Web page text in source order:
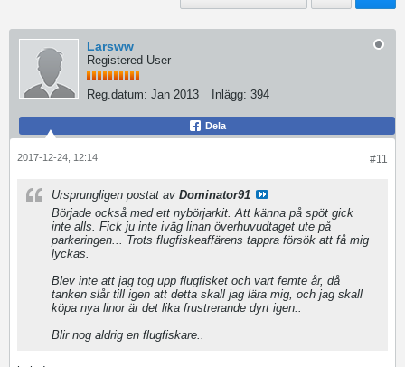
Larsww
Registered User
Reg.datum: Jan 2013 Inlägg: 394
Dela
#11
2017-12-24, 12:14
Ursprungligen postat av Dominator91
Började också med ett nybörjarkit. Att känna på spöt gick
inte alls. Fick ju inte iväg linan överhuvudtaget ute på
parkeringen... Trots flugfiskeaffärens tappra försök att få mig
lyckas.
Blev inte att jag tog upp flugfisket och vart femte år, då
tanken slår till igen att detta skall jag lära mig, och jag skall
köpa nya linor är det lika frustrerande dyrt igen..
Blir nog aldrig en flugfiskare..